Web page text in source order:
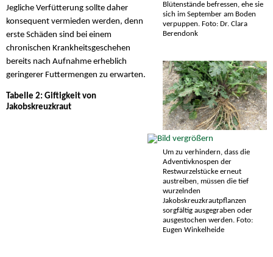
Blütenstände befressen, ehe sie
sich im September am Boden
verpuppen. Foto: Dr. Clara
Berendonk
Um zu verhindern, dass die
Adventivknospen der
Restwurzelstücke erneut
austreiben, müssen die tief
wurzelnden
Jakobskreuzkrautpflanzen
sorgfältig ausgegraben oder
ausgestochen werden. Foto:
Eugen Winkelheide
Jegliche Verfütterung sollte daher
konsequent vermieden werden, denn
erste Schäden sind bei einem
chronischen Krankheitsgeschehen
bereits nach Aufnahme erheblich
geringerer Futtermengen zu erwarten.
Tabelle 2: Giftigkeit von
Jakobskreuzkraut